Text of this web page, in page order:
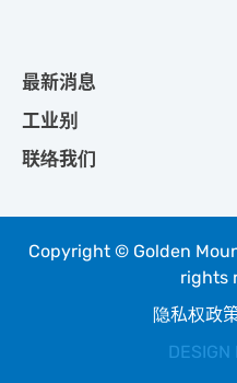
最新消息
工业别
联络我们
Copyright © Golden
rights
隐私权政
DESIGN